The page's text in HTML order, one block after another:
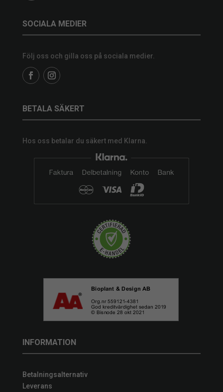
SOCIALA MEDIER
Följ oss och gilla oss på sociala medier.
BETALA SÄKERT
Hos oss betalar du säkert med Klarna.
INFORMATION
Betalningsalternativ
Leverans